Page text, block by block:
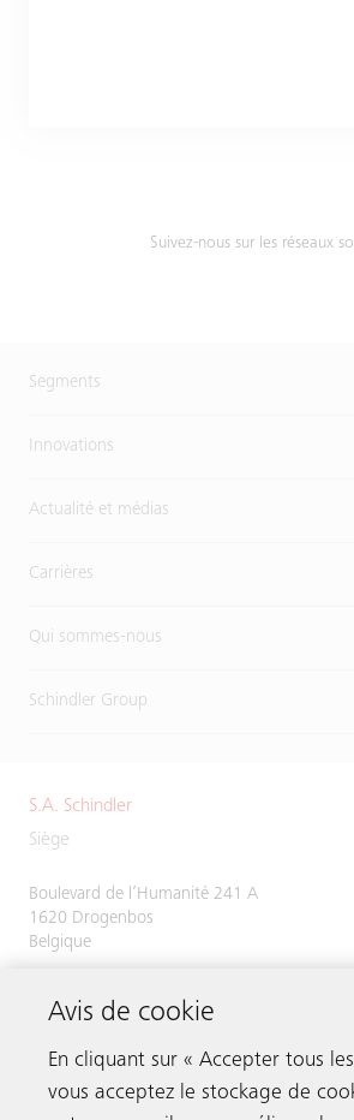
Suivez-nous sur les réseaux
Segments
Innovations
Actualité et médias
Carrières
Qui sommes-nous
Schindler Group
S.A. Schindler
Siège
Boulevard de l’Humanité 241 A
1620 Drogenbos
Belgique
RPM : Bruxelles
BE 0416.481.673
Avis de cookie
En cliquant sur « Accepter tous
vous acceptez le stockage de